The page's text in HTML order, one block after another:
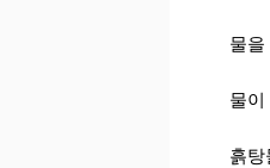
물
물
흙탕